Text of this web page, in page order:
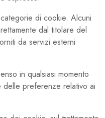
di cookie. Alcuni
dal titolare del
da servizi esterni
in qualsiasi momento
delle preferenze relativo ai